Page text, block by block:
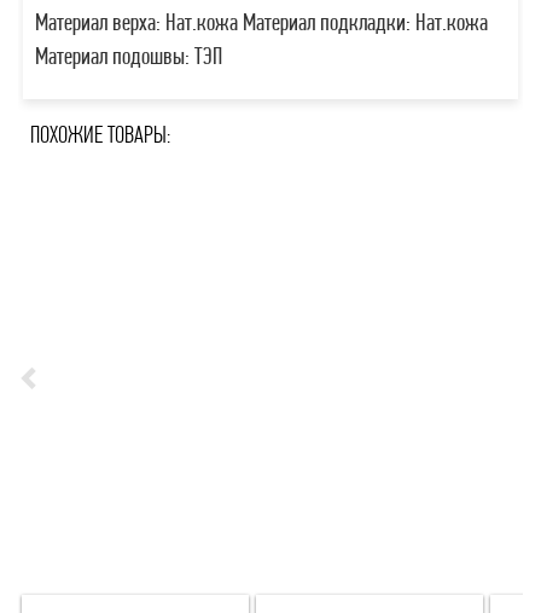
Материал верха: Нат.кожа Материал подкладки: Нат.кожа
Материал подошвы: ТЭП
ПОХОЖИЕ ТОВАРЫ: